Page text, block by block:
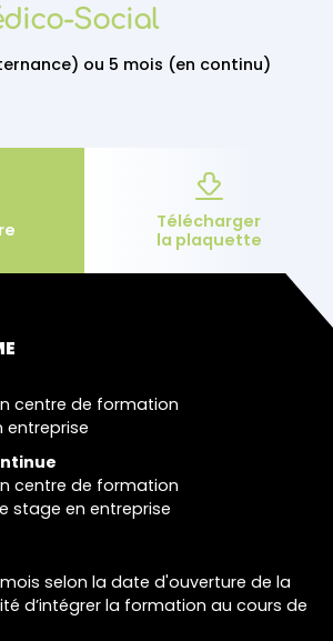
Social
ou 5 mois (en continu)
Télécharger
la plaquette
centre de formation
entreprise
centre de formation
stage en entreprise
selon la date d'ouverture de la
d’intégrer la formation au cours de